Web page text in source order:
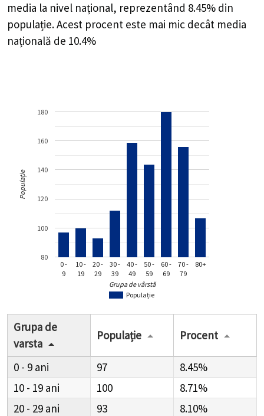
media la nivel național, reprezentând 8.45% din
populație. Acest procent este mai mic decât media
națională de 10.4%
Populație
0 -
9
10 -
19
20 -
29
30 -
39
40 -
49
50 -
59
60 -
69
70 -
79
80+
80
100
120
140
160
180
Grupa de vârstă
Populație
Grupa de
varsta
Populație Procent
0 - 9 97
8.45%
10 - 19
100
8.71%
20 - 29
93
8.10%